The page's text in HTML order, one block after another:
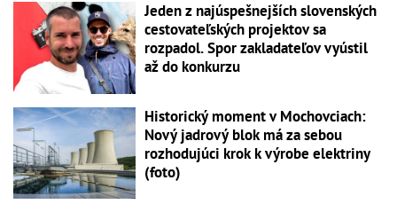
Jeden z najúspešnejších slovenských
cestovateľských projektov sa
rozpadol. Spor zakladateľov vyústil
až do konkurzu
Historický moment v Mochovciach:
Nový jadrový blok má za sebou
rozhodujúci krok k výrobe elektriny
(foto)